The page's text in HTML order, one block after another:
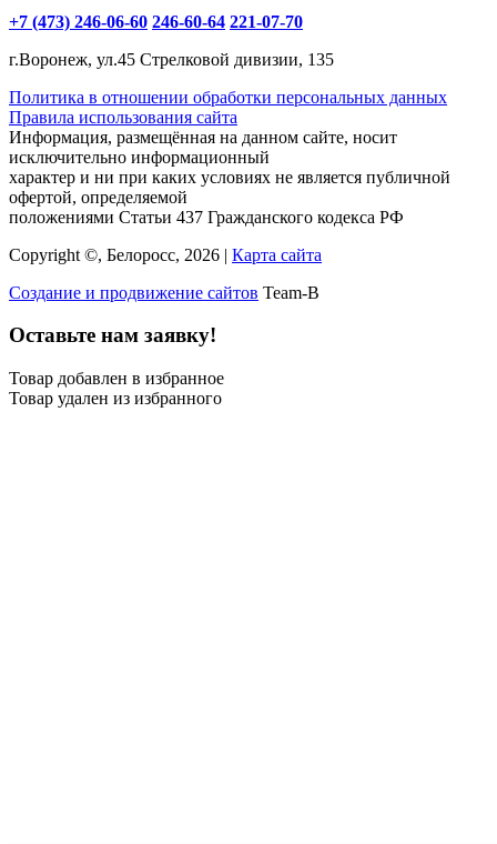
+7 (473) 246-06-60 246-60-64 221-07-70
г.Воронеж, ул.45 Стрелковой дивизии, 135
Политика в отношении обработки персональных данных
Правила использования сайта
Информация, размещённая на данном сайте, носит
исключительно информационный
характер и ни при каких условиях не является публичной
офертой, определяемой
положениями Статьи 437 Гражданского кодекса РФ
Copyright ©, Белоросс, 2026 | Карта сайта
Создание и продвижение сайтов Team-B
Оставьте нам заявку!
Товар добавлен в избранное
Товар удален из избранного